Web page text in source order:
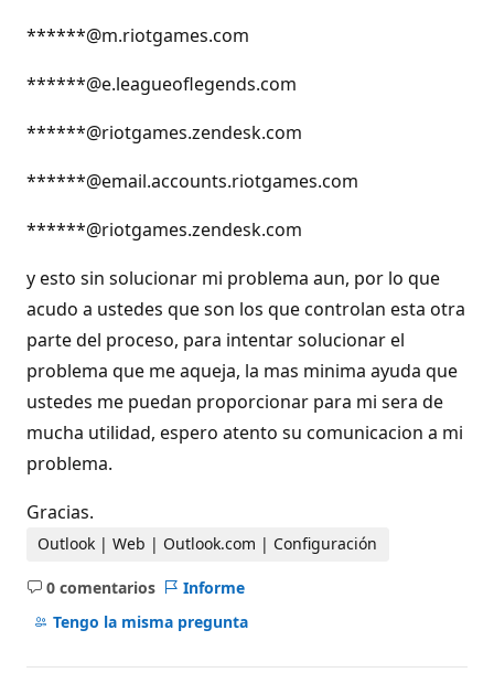
******@m.riotgames.com
******@e.leagueoflegends.com
******@riotgames.zendesk.com
******@email.accounts.riotgames.com
******@riotgames.zendesk.com
y esto sin solucionar mi problema aun, por lo que
acudo a ustedes que son los que controlan esta otra
parte del proceso, para intentar solucionar el
problema que me aqueja, la mas minima ayuda que
ustedes me puedan proporcionar para mi sera de
mucha utilidad, espero atento su comunicacion a mi
problema.
Gracias.
Outlook | Web | Outlook.com | Configuración
0 comentarios
No
hay
Informe
Tengo la misma pregunta